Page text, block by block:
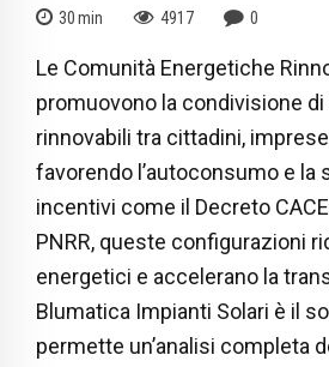
30min 4917 0
Le Comunità Energetiche
promuovono la condivisione
rinnovabili tra cittadini,
favorendo l’autoconsumo e la
incentivi come il Decreto
PNRR, queste configurazioni
energetici e accelerano la
Blumatica Impianti Solari è il
permette un’analisi completa